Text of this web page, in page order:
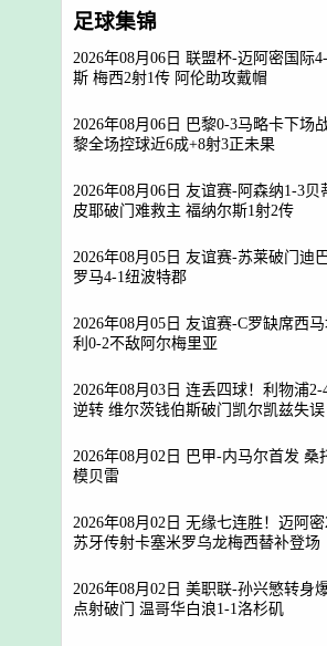
足球集锦
2026年08月06日 联盟杯-迈阿密国际
斯 梅西2射1传 阿伦助攻戴帽
2026年08月06日 巴黎0-3马略卡下场
黎全场控球近6成+8射3正未果
2026年08月06日 友谊赛-阿森纳1-3贝
皮耶破门难救主 福纳尔斯1射2传
2026年08月05日 友谊赛-苏莱破门迪
罗马4-1纽波特郡
2026年08月05日 友谊赛-C罗缺席西
利0-2不敌阿尔梅里亚
2026年08月03日 连丢四球！利物浦
逆转 维尔茨钱伯斯破门凯尔凯兹失误
2026年08月02日 巴甲-内马尔首发 桑
模贝雷
2026年08月02日 无缘七连胜！迈阿
苏牙传射卡塞米罗乌龙梅西替补登场
2026年08月02日 美职联-孙兴慜转身
点射破门 温哥华白浪1-1洛杉矶